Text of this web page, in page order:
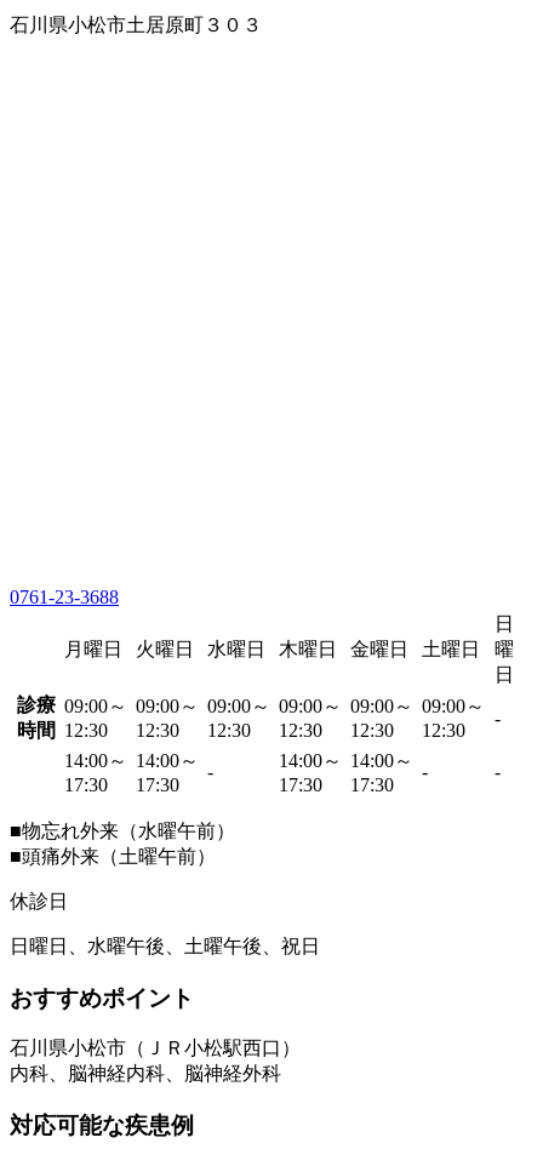
石川県小松市土居原町３０３
0761-23-3688
月曜日 火曜日 水曜日 木曜日 金曜日 土曜日
日
曜
日
診療
時間
09:00～
12:30
09:00～
12:30
09:00～
12:30
09:00～
12:30
09:00～
12:30
09:00～
12:30
-
14:00～
17:30
14:00～
17:30
-
14:00～
17:30
14:00～
17:30
- -
■物忘れ外来（水曜午前）
■頭痛外来（土曜午前）
休診日
日曜日、水曜午後、土曜午後、祝日
おすすめポイント
石川県小松市（ＪＲ小松駅西口）
内科、脳神経内科、脳神経外科
対応可能な疾患例